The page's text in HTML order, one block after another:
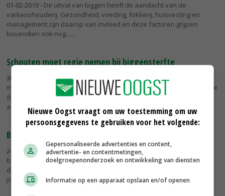
01-02-2019- De uitval van biggen heeft de aandacht van de
varkenshouderij. Gezondheid, voeding, fokkerij, huisvesting en
management zijn daarop van invloed en deze factoren grijpen
bovendien ook nog...
Schouten moet regie nemen bij biggensterfte
30-01-2019
- Landbouwminister Carola Schouten moet binnen twee
maanden met een plan van aanpak komen om biggensterfte terug te
dringen. Een motie van D66 met die strekking werd dinsdag
aangenomen door...
Boer moet biggensterfte vergelijken met collega's
24-01-2019
- Landbouwminister Carola Schouten werkt aan een
benchmark om de biggensterfte in de varkenshouderij terug te
dringen. Daarin kunnen veehouders zien hoe ze qua sterfte van
jonge dieren scoren...
Nieuwe Oogst vraagt om uw toestemming om uw
persoonsgegevens te gebruiken voor het volgende:
Gepersonaliseerde advertenties en content,
advertentie- en contentmetingen,
doelgroepenonderzoek en ontwikkeling van diensten
Informatie op een apparaat opslaan en/of openen